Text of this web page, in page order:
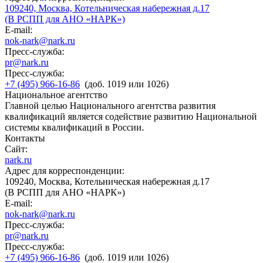
109240, Москва, Котельническая набережная д.17
(В РСПП для АНО «НАРК»)
E-mail:
nok-nark@nark.ru
Пресс-служба:
pr@nark.ru
Пресс-служба:
+7 (495) 966-16-86 (доб. 1019 или 1026)
Национальное агентство
Главной целью Национального агентства развития
квалификаций является содействие развитию Национальной
системы квалификаций в России.
Контакты
Сайт:
nark.ru
Адрес для корреспонденции:
109240, Москва, Котельническая набережная д.17
(В РСПП для АНО «НАРК»)
E-mail:
nok-nark@nark.ru
Пресс-служба:
pr@nark.ru
Пресс-служба:
+7 (495) 966-16-86 (доб. 1019 или 1026)